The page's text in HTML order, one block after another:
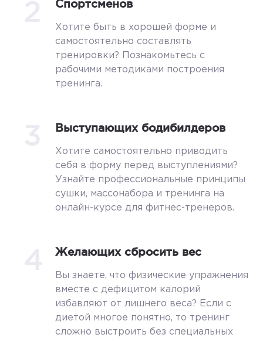
Спортсменов
Хотите быть в хорошей форме и
самостоятельно составлять
тренировки? Познакомьтесь с
рабочими методиками построения
тренинга.
Выступающих бодибилдеров
Хотите самостоятельно приводить
себя в форму перед выступлениями?
Узнайте профессиональные принципы
сушки, массонабора и тренинга на
онлайн-курсе для фитнес-тренеров.
Желающих сбросить вес
Вы знаете, что физические упражнения
вместе с дефицитом калорий
избавляют от лишнего веса? Если с
диетой многое понятно, то тренинг
сложно выстроить без специальных